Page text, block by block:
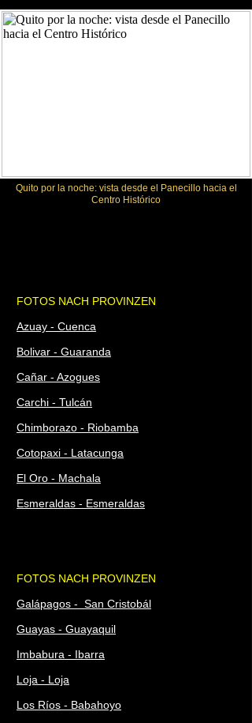
Quito por la noche: vista desde el Panecillo hacia el
Centro Histórico
FOTOS NACH PROVINZEN
Galápagos - San Cristobál
Guayas - Guayaquil
Imbabura - Ibarra
Loja - Loja
Los Ríos - Babahoyo
FOTOS NACH PROVINZEN
Azuay - Cuenca
Bolivar - Guaranda
Cañar - Azogues
Carchi - Tulcán
Chimborazo - Riobamba
Cotopaxi - Latacunga
El Oro - Machala
Esmeraldas - Esmeraldas